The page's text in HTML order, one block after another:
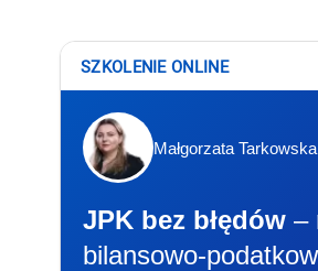
SZKOLENIE ONLINE
Małgorzata Tarkowska
JPK bez błędów –
bilansowo-